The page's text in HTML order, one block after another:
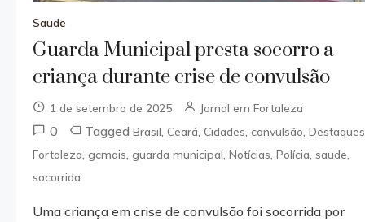
Saude
Guarda Municipal presta socorro a
criança durante crise de convulsão
1 de setembro de 2025 Jornal em Fortaleza
0 TaggedBrasil ,Ceará ,Cidades ,convulsão ,Destaques
Fortaleza ,gcmais ,guarda municipal ,Notícias ,Polícia ,saude
socorrida
Uma criança em crise de convulsão foi socorrida por